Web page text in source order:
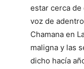
estar cerca de
voz de
Chamana en
maligna y las
dicho hacía